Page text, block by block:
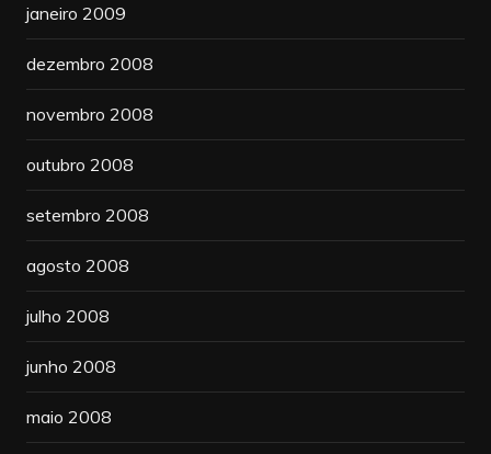
janeiro 2009
dezembro 2008
novembro 2008
outubro 2008
setembro 2008
agosto 2008
julho 2008
junho 2008
maio 2008